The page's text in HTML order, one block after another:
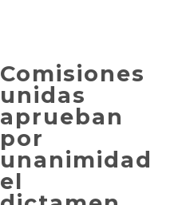
Comisiones
unidas
aprueban
por
unanimidad
el